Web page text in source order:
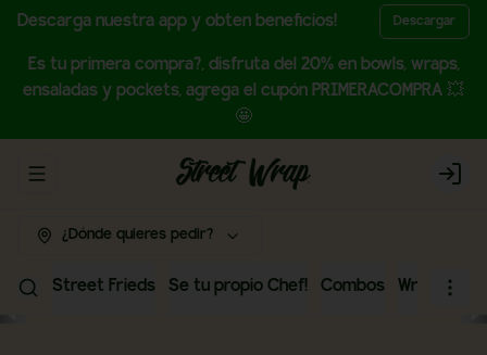
Descarga nuestra app y obten beneficios! Descargar
Es tu primera compra?, disfruta del 20% en bowls, wraps,
ensaladas y pockets, agrega el cupón PRIMERACOMPRA 💥
🤩
Abrir menu de navegación Login
¿Dónde quieres pedir?
Street Frieds Se tu propio Chef! Combos Wraps